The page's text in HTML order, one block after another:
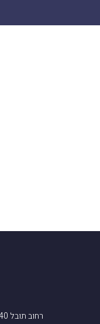
רחוב תובל 40 (מגדל ספיר), רמת גן, 5252247